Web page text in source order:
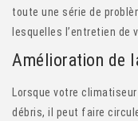
toute une série de
lesquelles l’entretien
Amélioration de
Lorsque votre
débris, il peut faire